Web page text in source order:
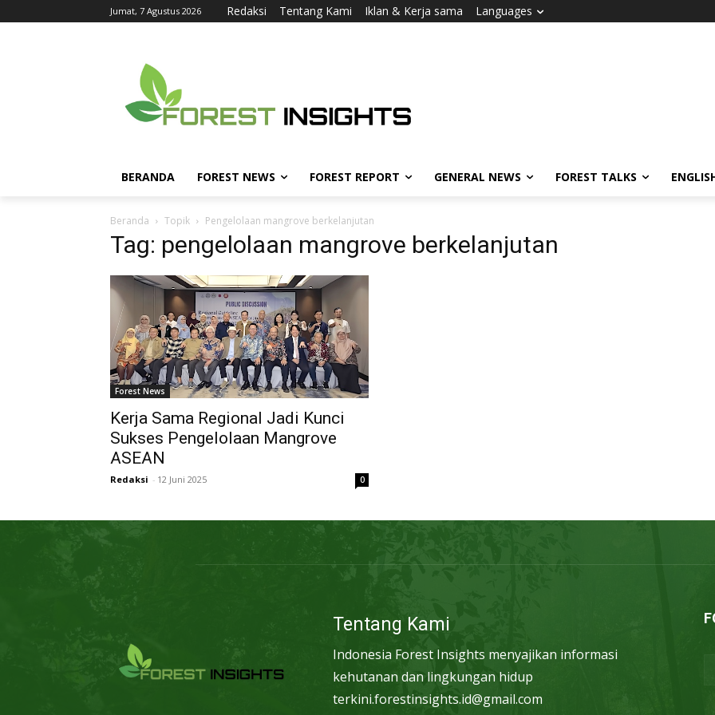
Jumat, 7 Agustus 2026 Redaksi Tentang Kami Iklan & Kerja sama Languages
BERANDA FOREST NEWS FOREST REPORT GENERAL NEWS FOREST TALKS
Beranda Topik Pengelolaan mangrove berkelanjutan
Tag: pengelolaan mangrove berkelanjutan
Forest News
Kerja Sama Regional Jadi Kunci
Sukses Pengelolaan Mangrove
ASEAN
Redaksi - 12 Juni 2025 0
Tentang Kami
Indonesia Forest Insights menyajikan informasi
kehutanan dan lingkungan hidup
terkini.forestinsights.id@gmail.com